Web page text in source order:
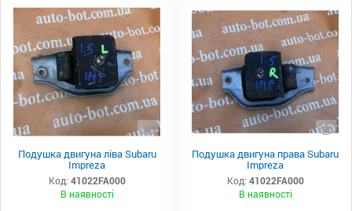
Подушка двигуна ліва Subaru
Impreza
Код: 41022FA000
В наявності
Подушка двигуна права Subaru
Impreza
Код: 41022FA000
В наявності